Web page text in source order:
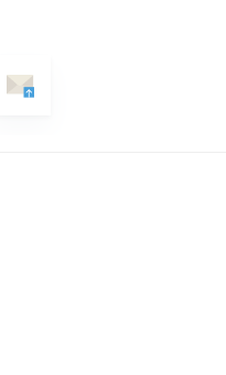
Mobile Phone Number